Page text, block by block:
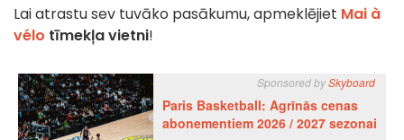
Lai atrastu sev tuvāko pasākumu, apmeklējiet Mai à
vélo tīmekļa vietni!